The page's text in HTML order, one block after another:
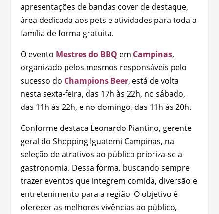
apresentações de bandas cover de destaque,
área dedicada aos pets e atividades para toda a
família de forma gratuita.
O evento Mestres do BBQ em Campinas,
organizado pelos mesmos responsáveis pelo
sucesso do Champions Beer, está de volta
nesta sexta-feira, das 17h às 22h, no sábado,
das 11h às 22h, e no domingo, das 11h às 20h.
Conforme destaca Leonardo Piantino, gerente
geral do Shopping Iguatemi Campinas, na
seleção de atrativos ao público prioriza-se a
gastronomia. Dessa forma, buscando sempre
trazer eventos que integrem comida, diversão e
entretenimento para a região. O objetivo é
oferecer as melhores vivências ao público,